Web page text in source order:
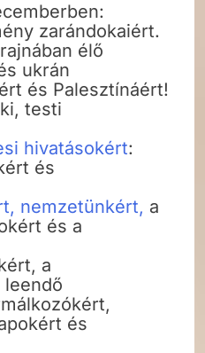
zarándokaiért.
élő
ukrán
és Palesztínáért!
testi
hivatásokért:
és
nemzetünkért, a
és a
a
és